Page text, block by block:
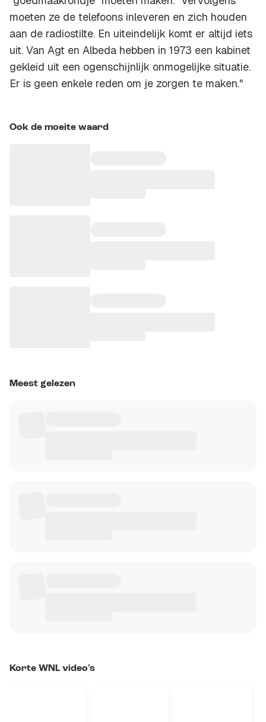
moeten ze de telefoons inleveren en zich houden
aan de radiostilte. En uiteindelijk komt er altijd iets
uit. Van Agt en Albeda hebben in 1973 een kabinet
gekleid uit een ogenschijnlijk onmogelijke situatie.
Er is geen enkele reden om je zorgen te maken."
Ook de moeite waard
Meest gelezen
Korte WNL video's